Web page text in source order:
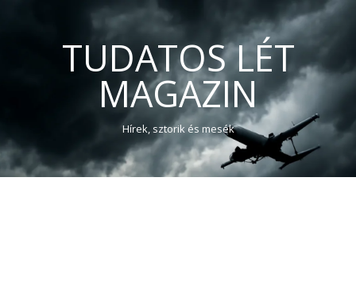
TUDATOS LÉT
MAGAZIN
Hírek, sztorik és mesék